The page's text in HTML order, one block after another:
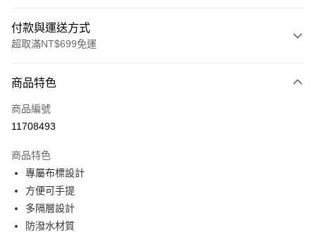
付款與運送方式
超取滿NT$699免運
信用卡一次付款
超商取貨付款
Apple Pay
街口支付
悠遊付
商品特色
商品編號
11708493
商品特色
專屬布標設計
方便可手提
多隔層設計
防潑水材質